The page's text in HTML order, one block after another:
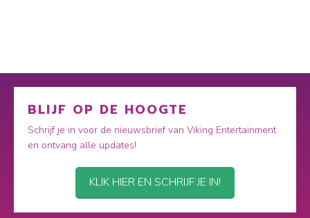
BLIJF OP DE HOOGTE
Schrijf je in voor de nieuwsbrief van Viking Entertainment
en ontvang alle updates!
KLIK HIER EN SCHRIJF JE IN!